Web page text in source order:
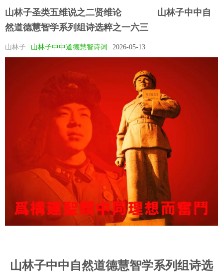
山林子圣类五维说之二贤维论 ​ ​ 山林子中中自
然道德慧智学系列组诗选粹之一六三
山林子 山林子中中道德慧智诗词 2026-05-13
山林子中中自然道德慧智学系列组诗选